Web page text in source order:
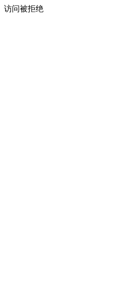
访问被拒绝